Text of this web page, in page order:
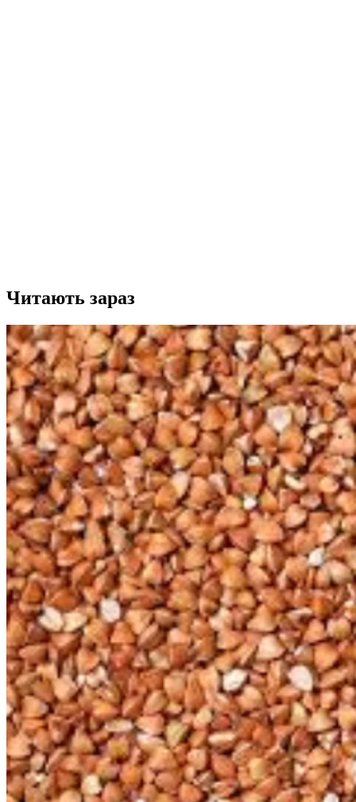
Читають зараз